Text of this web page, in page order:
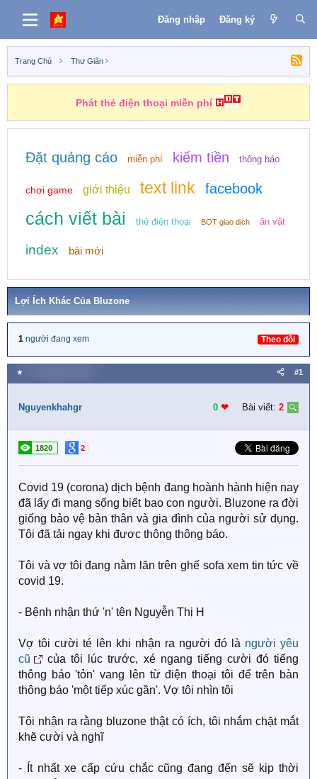
Đăng nhập Đăng ký
Trang Chủ Thư Giãn
Phát thẻ điện thoại miễn phí
Đặt quảng cáo miễn phí kiếm tiền thông báo
chơi game giới thiệu text link facebook
cách viết bài thẻ điện thoại BOT giao dịch ăn vặt
index bài mới
Lợi Ích Khác Của Bluzone
1 người đang xem Theo dõi
★ #1
Nguyenkhahgr 0 ❤︎ Bài viết: 2
1820 2
Covid 19 (corona) dịch bệnh đang hoành hành hiện nay
đã lấy đi mạng sống biết bao con người. Bluzone ra đời
giống bảo vệ bản thân và gia đình của người sử dụng.
Tôi đã tải ngay khi đươc thông thông báo.
Tôi và vợ tôi đang nằm lăn trên ghế sofa xem tin tức về
covid 19.
- Bệnh nhận thứ 'n' tên Nguyễn Thị H
Vợ tôi cười té lên khi nhận ra người đó là người yêu
cũ
của tôi lúc trước, xé ngang tiếng cười đó tiếng
thông báo 'tỏn' vang lên từ điện thoại tôi để trên bàn
thông báo 'một tiếp xúc gần'. Vợ tôi nhìn tôi
Tôi nhận ra rằng bluzone thật có ích, tôi nhắm chặt mắt
khẽ cười và nghĩ
- Ít nhất xe cấp cứu chắc cũng đang đến sẽ kịp thời